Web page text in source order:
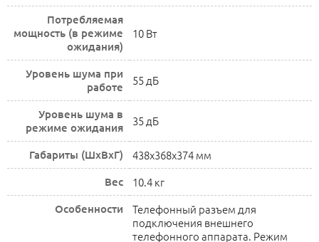
Потребляемая
мощность (в режиме
ожидания)
10 Вт
Уровень шума при
работе
55 дБ
Уровень шума в
режиме ожидания
35 дБ
Габариты (ШхВхГ) 438x368x374 мм
Вес 10.4 кг
Особенности
Телефонный разъем для
подключения внешнего
телефонного аппарата. Режим